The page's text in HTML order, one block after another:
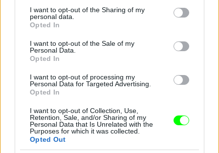
not limited to your visit or usage behaviour. You may click to
grant or deny consent to Google and its third-party tags to
use your data for below specified purposes in below Google
consent section.
I want to opt-out of the Sharing of my
personal data.
Opted In
I want to opt-out of the Sale of my
Personal Data.
Opted In
I want to opt-out of processing my
Personal Data for Targeted Advertising.
Opted In
I want to opt-out of Collection, Use,
Retention, Sale, and/or Sharing of my
Personal Data that Is Unrelated with the
Purposes for which it was collected.
Opted Out